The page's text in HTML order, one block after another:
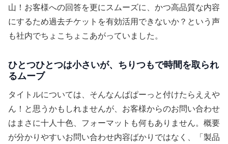
山！お客様への回答を更にスムーズに、かつ高品質な内容
にするため過去チケットを有効活用できないか？という声
も社内でちょこちょこあがっていました。
ひとつひとつは小さいが、ちりつもで時間を取られ
るムーブ
タイトルについては、そんなんぱぱーっと付けたらええや
ん！と思うかもしれませんが、お客様からのお問い合わせ
はまさに十人十色、フォーマットも何もありません。概要
が分かりやすいお問い合わせ内容ばかりではなく、「製品